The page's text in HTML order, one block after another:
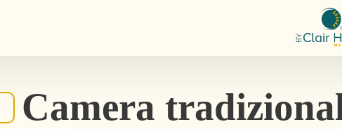
Camera